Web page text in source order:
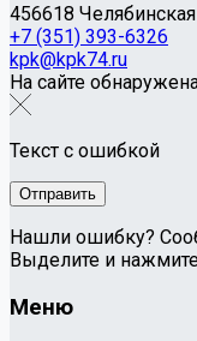
456618
+7 (351) 393-6326
kpk@kpk74.ru
На сайте
Текст с ошибкой
Нашли ошибку?
Выделите и
Меню